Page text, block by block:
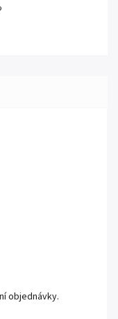
objednávky.